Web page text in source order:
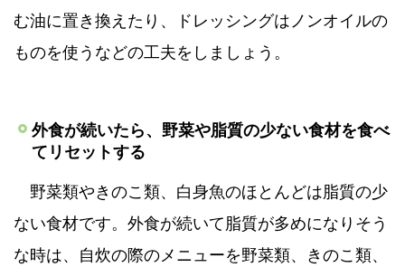
む油に置き換えたり、ドレッシングはノンオイルの
ものを使うなどの工夫をしましょう。
外食が続いたら、野菜や脂質の少ない食材を食べ
てリセットする
野菜類やきのこ類、白身魚のほとんどは脂質の少
ない食材です。外食が続いて脂質が多めになりそう
な時は、自炊の際のメニューを野菜類、きのこ類、